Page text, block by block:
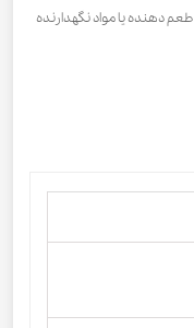
دهنده یا مواد نگهدارنده